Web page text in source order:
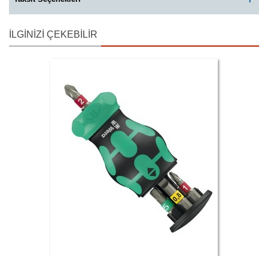
İLGINIZI ÇEKEBILIR